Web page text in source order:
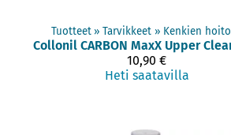
Tuotteet ‪» Tarvikkeet ‪» Kenkien hoito
Collonil
10,90 €
Heti saatavilla